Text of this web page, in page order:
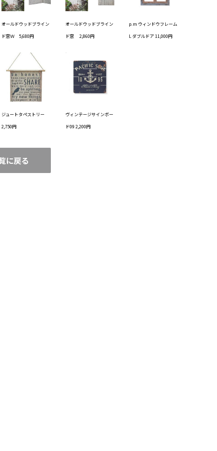
オールドウッドブライン
ド窓Ｗ 5,680円
オールドウッドブライン
ド窓 2,860円
p.m ウィンドウフレーム
L ダブルドア 11,000円
ジュートタペストリー
2,750円
ヴィンテージサインボー
ド09 2,200円
に戻る